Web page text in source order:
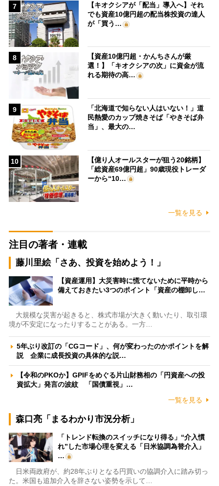
7
【キオクシアが「配当」導入へ】それ
でも資産10億円超の配当株投資の達人
が「買う…
8
【資産10億円超・かんちさんが厳
選！】「キオクシアの次」に資金が流
れる期待の高…
9
「北海道で知らない人はいない！」道
民熱愛のカップ焼きそば「やきそば弁
当」、最大の…
10
【億り人オールスターが狙う20銘柄】
「総資産69億円超」90歳現役トレーダ
ーから“10…
一覧を見る
注目の著者・連載
藤川里絵「さあ、投資を始めよう！」
【資産運用】大災害時に慌てないために平時から
備えておきたい3つのポイント「資産の棚卸し…
大規模な災害が起きると、株式市場が大きく動いたり、取引環
境が不安定になったりすることがある。一方…
5年ぶり改訂の「CGコード」、何が変わったのかポイントを解
説 企業に成長投資の具体的な説…
【令和のPKOか】GPIFをめぐる片山財務相の「円資産への投
資拡大」発言の波紋 「国債重視」…
一覧を見る
森口亮「まるわかり市況分析」
「トレンド転換のスイッチになり得る」“介入慣
れ”した市場心理を変える「日米協調為替介入」
…
日米両政府が、約28年ぶりとなる円買いの協調介入に踏み切っ
た。米国も追加介入を辞さない姿勢を示して…